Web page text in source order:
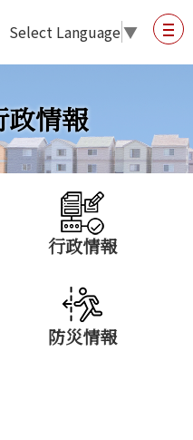
Select Language▼
政情報
行政情報
防災情報